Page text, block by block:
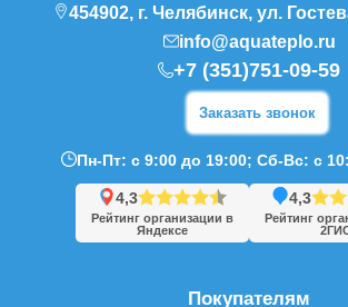
Покупателям
454902, г. Челябинск, ул.
info@aquateplo.ru
+7 (351)751-09-59
Заказать звонок
Пн-Пт: с 9:00 до 19:00; Сб-Вс: с
4,3
Рейтинг организации в
Яндексе
4,3
Рейтинг